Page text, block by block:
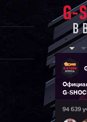
G-
94 639